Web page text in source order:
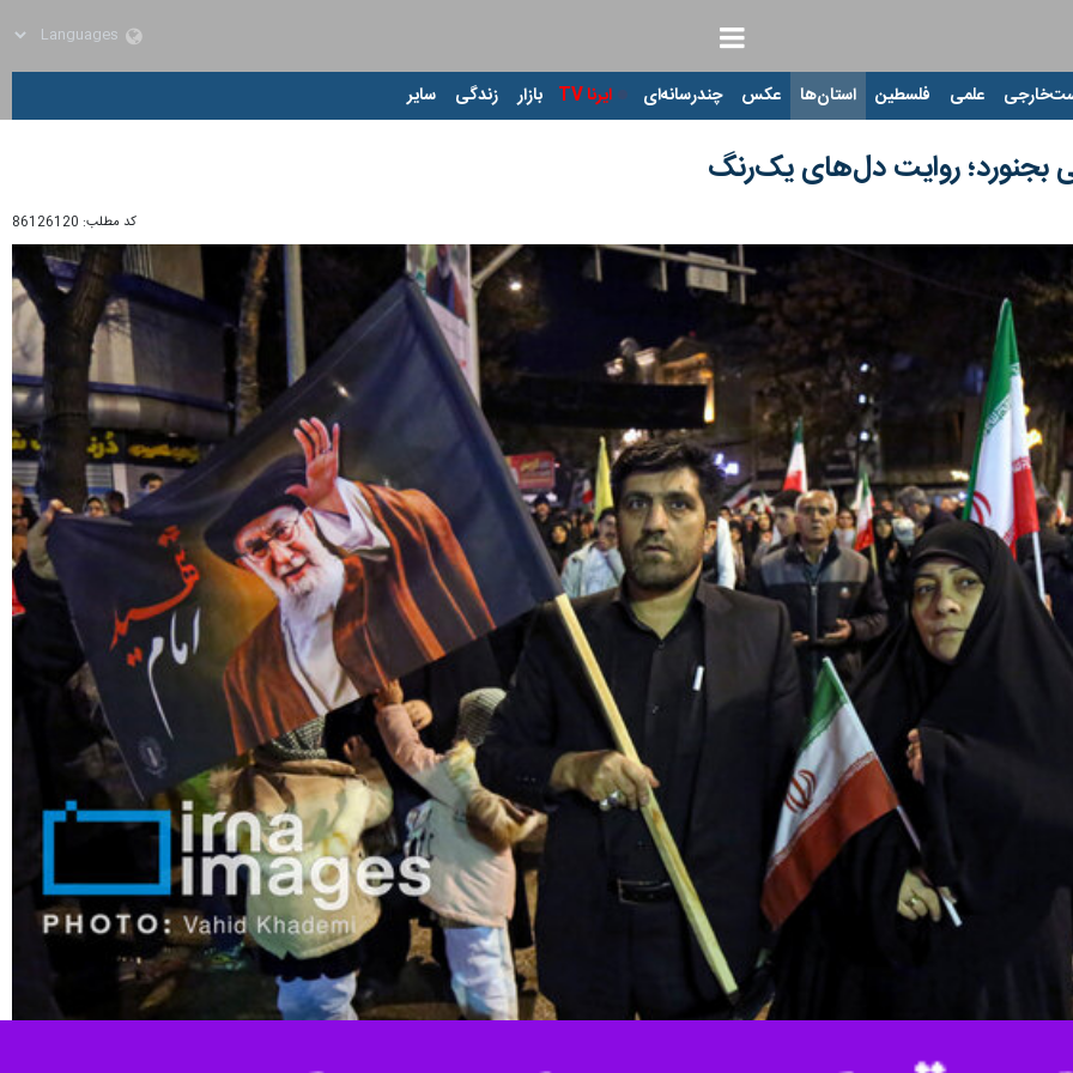
علمی فلسطین استان‌ها عکس چندرسانه‌ای ایرنا TV بازار زندگی سایر
روایت دل‌های یک‌رنگ
کد مطلب: 86126120